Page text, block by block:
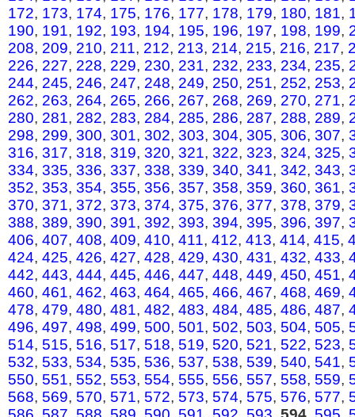
172, 173, 174, 175, 176, 177, 178, 179, 180, 181,
190, 191, 192, 193, 194, 195, 196, 197, 198, 199,
208, 209, 210, 211, 212, 213, 214, 215, 216, 217,
226, 227, 228, 229, 230, 231, 232, 233, 234, 235,
244, 245, 246, 247, 248, 249, 250, 251, 252, 253,
262, 263, 264, 265, 266, 267, 268, 269, 270, 271,
280, 281, 282, 283, 284, 285, 286, 287, 288, 289,
298, 299, 300, 301, 302, 303, 304, 305, 306, 307,
316, 317, 318, 319, 320, 321, 322, 323, 324, 325,
334, 335, 336, 337, 338, 339, 340, 341, 342, 343,
352, 353, 354, 355, 356, 357, 358, 359, 360, 361,
370, 371, 372, 373, 374, 375, 376, 377, 378, 379,
388, 389, 390, 391, 392, 393, 394, 395, 396, 397,
406, 407, 408, 409, 410, 411, 412, 413, 414, 415,
424, 425, 426, 427, 428, 429, 430, 431, 432, 433,
442, 443, 444, 445, 446, 447, 448, 449, 450, 451,
460, 461, 462, 463, 464, 465, 466, 467, 468, 469,
478, 479, 480, 481, 482, 483, 484, 485, 486, 487,
496, 497, 498, 499, 500, 501, 502, 503, 504, 505,
514, 515, 516, 517, 518, 519, 520, 521, 522, 523,
532, 533, 534, 535, 536, 537, 538, 539, 540, 541,
550, 551, 552, 553, 554, 555, 556, 557, 558, 559,
568, 569, 570, 571, 572, 573, 574, 575, 576, 577,